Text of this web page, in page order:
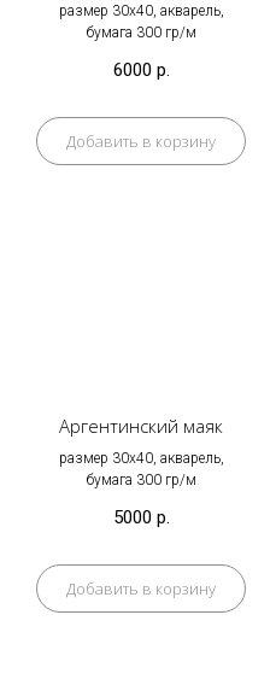
размер 30х40, акварель,
бумага 300 гр/м
6000 р.
Добавить в корзину
Аргентинский маяк
размер 30х40, акварель,
бумага 300 гр/м
5000 р.
Добавить в корзину